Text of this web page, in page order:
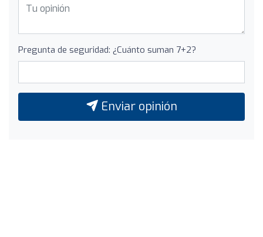
Pregunta de seguridad: ¿Cuánto suman 7+2?
Enviar opinión